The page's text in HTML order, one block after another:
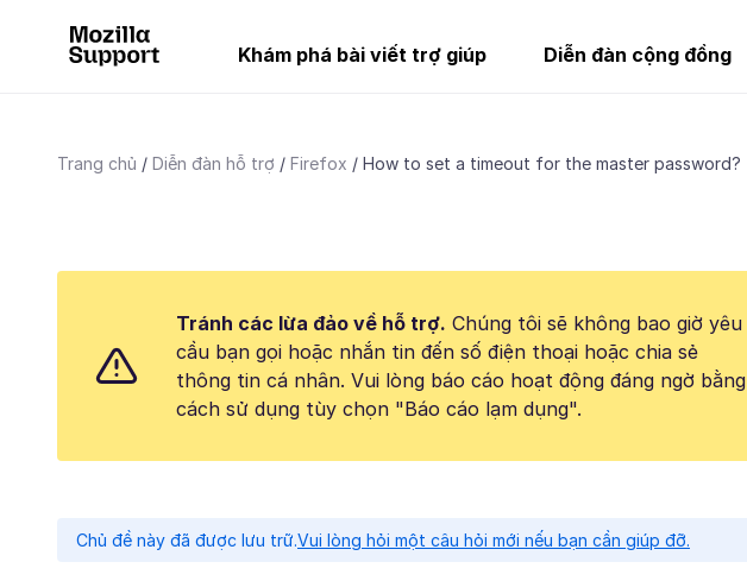
Khám phá bài viết trợ giúp Diễn đàn cộng đồng
Trang chủ Diễn đàn hỗ trợ Firefox How to set a timeout for the master password?
Tránh các lừa đảo về hỗ trợ. Chúng tôi sẽ không bao giờ yêu
cầu bạn gọi hoặc nhắn tin đến số điện thoại hoặc chia sẻ
thông tin cá nhân. Vui lòng báo cáo hoạt động đáng ngờ bằng
cách sử dụng tùy chọn "Báo cáo lạm dụng".
Chủ đề này đã được lưu trữ.Vui lòng hỏi một câu hỏi mới nếu bạn cần giúp đỡ.